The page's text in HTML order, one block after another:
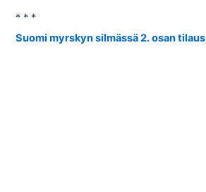
* * *
Suomi myrskyn silmässä 2. osan tilaus